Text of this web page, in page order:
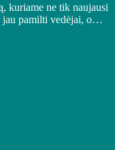
kuriame ne tik naujausi
jau pamilti vedėjai, o…